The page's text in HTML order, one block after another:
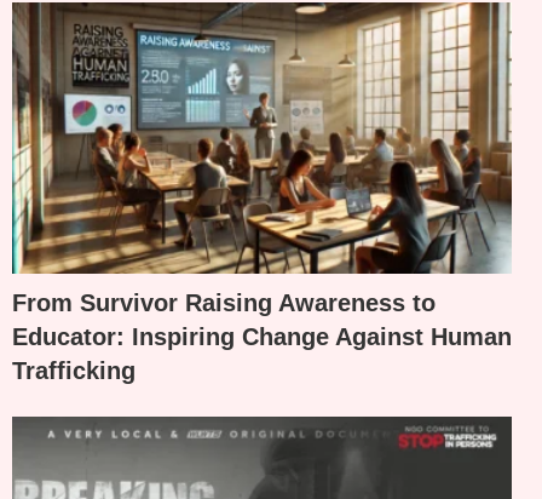
From Survivor Raising Awareness to
Educator: Inspiring Change Against Human
Trafficking